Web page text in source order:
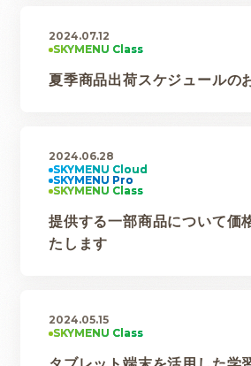
2024.07.12
夏季商品出荷スケジュールの
2024.06.28
提供する一部商品について価
たします
2024.05.15